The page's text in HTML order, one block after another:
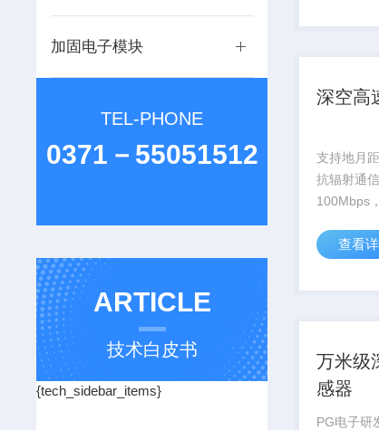
加固电子模块
TEL-PHONE
0371－55051512
ARTICLE
技术白皮书
{tech_sidebar_items}
深空高
支持地月
抗辐射通
100Mbps
探测提供
查看
万米级
感器
PG电子研